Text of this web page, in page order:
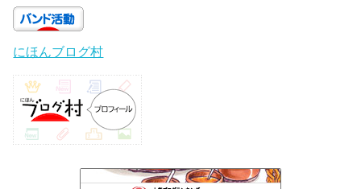
にほんブログ村